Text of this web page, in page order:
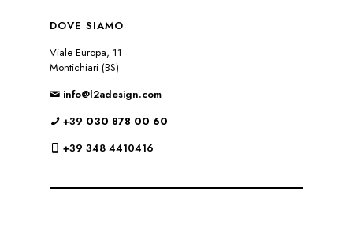
DOVE SIAMO
Viale Europa, 11
Montichiari (BS)
info@l2adesign.com
+39 030 878 00 60
+39 348 4410416